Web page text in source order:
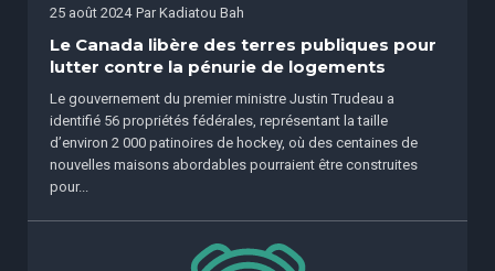
25 août 2024 Par Kadiatou Bah
Le Canada libère des terres publiques pour
lutter contre la pénurie de logements
Le gouvernement du premier ministre Justin Trudeau a
identifié 56 propriétés fédérales, représentant la taille
d’environ 2 000 patinoires de hockey, où des centaines de
nouvelles maisons abordables pourraient être construites
pour...